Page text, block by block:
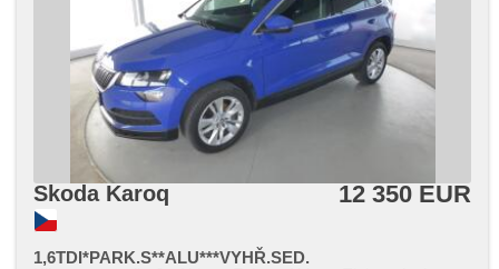
Skoda Karoq 12 350 EUR
1,6TDI*PARK.S**ALU***VYHŘ.SED.